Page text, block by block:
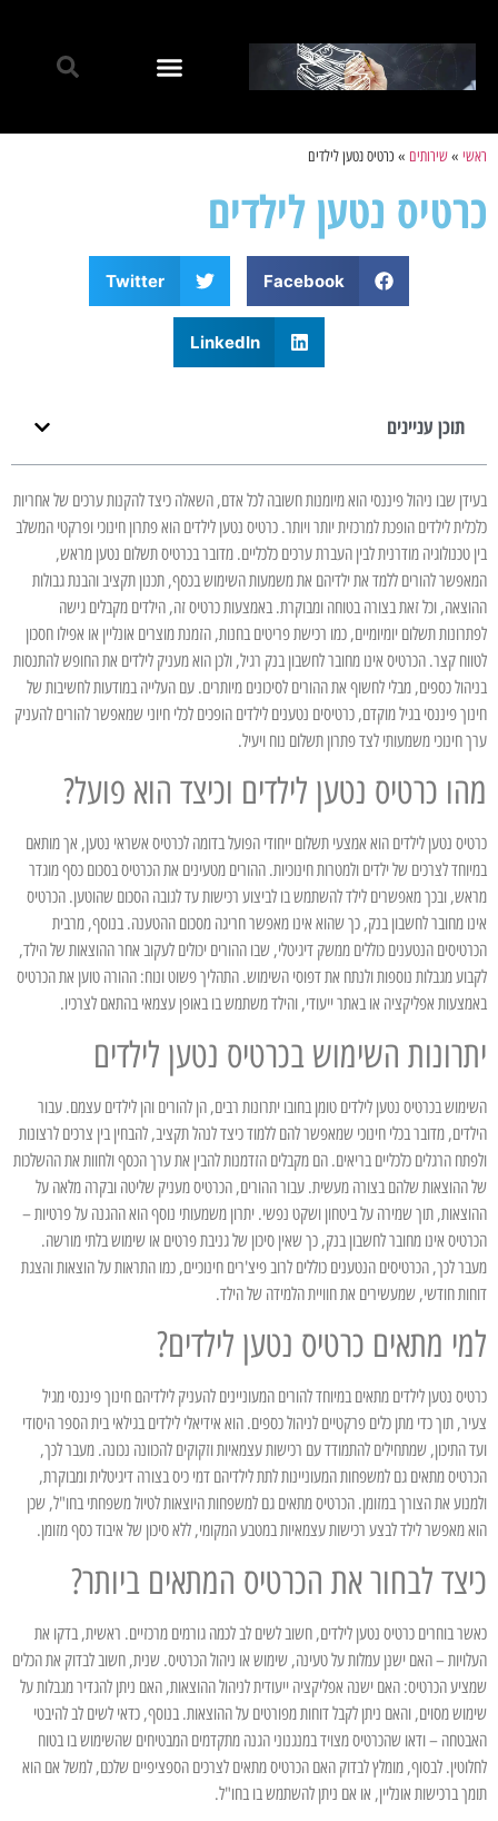
ראשי »שירותים » כרטיס נטען לילדים
כרטיס נטען לילדים
Facebook
Twitter
LinkedIn
תוכן עניינים
בעידן שבו ניהול פיננסי הוא מיומנות חשובה לכל אדם, השאלה כיצד להקנות ערכים של אחריות
כלכלית לילדים הופכת למרכזית יותר ויותר. כרטיס נטען לילדים הוא פתרון חינוכי ופרקטי המשלב
בין טכנולוגיה מודרנית לבין העברת ערכים כלכליים. מדובר בכרטיס תשלום נטען מראש,
המאפשר להורים ללמד את ילדיהם את משמעות השימוש בכסף, תכנון תקציב והבנת גבולות
ההוצאה, וכל זאת בצורה בטוחה ומבוקרת. באמצעות כרטיס זה, הילדים מקבלים גישה
לפתרונות תשלום יומיומיים, כמו רכישת פריטים בחנות, הזמנת מוצרים אונליין או אפילו חסכון
לטווח קצר. הכרטיס אינו מחובר לחשבון בנק רגיל, ולכן הוא מעניק לילדים את החופש להתנסות
בניהול כספים, מבלי לחשוף את ההורים לסיכונים מיותרים. עם העלייה במודעות לחשיבות של
חינוך פיננסי בגיל מוקדם, כרטיסים נטענים לילדים הופכים לכלי חיוני שמאפשר להורים להעניק
ערך חינוכי משמעותי לצד פתרון תשלום נוח ויעיל.
מהו כרטיס נטען לילדים וכיצד הוא פועל?
כרטיס נטען לילדים הוא אמצעי תשלום ייחודי הפועל בדומה לכרטיס אשראי נטען, אך מותאם
במיוחד לצרכים של ילדים ולמטרות חינוכיות. ההורים מטעינים את הכרטיס בסכום כסף מוגדר
מראש, ובכך מאפשרים לילד להשתמש בו לביצוע רכישות עד לגובה הסכום שהוטען. הכרטיס
אינו מחובר לחשבון בנק, כך שהוא אינו מאפשר חריגה מסכום ההטענה. בנוסף, מרבית
הכרטיסים הנטענים כוללים ממשק דיגיטלי, שבו ההורים יכולים לעקוב אחר ההוצאות של הילד,
לקבוע מגבלות נוספות ולנתח את דפוסי השימוש. התהליך פשוט ונוח: ההורה טוען את הכרטיס
באמצעות אפליקציה או באתר ייעודי, והילד משתמש בו באופן עצמאי בהתאם לצרכיו.
יתרונות השימוש בכרטיס נטען לילדים
השימוש בכרטיס נטען לילדים טומן בחובו יתרונות רבים, הן להורים והן לילדים עצמם. עבור
הילדים, מדובר בכלי חינוכי שמאפשר להם ללמוד כיצד לנהל תקציב, להבחין בין צרכים לרצונות
ולפתח הרגלים כלכליים בריאים. הם מקבלים הזדמנות להבין את ערך הכסף ולחוות את ההשלכות
של ההוצאות שלהם בצורה מעשית. עבור ההורים, הכרטיס מעניק שליטה ובקרה מלאה על
ההוצאות, תוך שמירה על ביטחון ושקט נפשי. יתרון משמעותי נוסף הוא ההגנה על פרטיות –
הכרטיס אינו מחובר לחשבון בנק, כך שאין סיכון של גניבת פרטים או שימוש בלתי מורשה.
מעבר לכך, הכרטיסים הנטענים כוללים לרוב פיצ'רים חינוכיים, כמו התראות על הוצאות והצגת
דוחות חודשי, שמעשירים את חוויית הלמידה של הילד.
למי מתאים כרטיס נטען לילדים?
כרטיס נטען לילדים מתאים במיוחד להורים המעוניינים להעניק לילדיהם חינוך פיננסי מגיל
צעיר, תוך כדי מתן כלים פרקטיים לניהול כספים. הוא אידיאלי לילדים בגילאי בית הספר היסודי
ועד התיכון, שמתחילים להתמודד עם רכישות עצמאיות וזקוקים להכוונה נכונה. מעבר לכך,
הכרטיס מתאים גם למשפחות המעוניינות לתת לילדיהם דמי כיס בצורה דיגיטלית ומבוקרת,
ולמנוע את הצורך במזומן. הכרטיס מתאים גם למשפחות היוצאות לטיול משפחתי בחו"ל, שכן
הוא מאפשר לילד לבצע רכישות עצמאיות במטבע המקומי, ללא סיכון של איבוד כסף מזומן.
כיצד לבחור את הכרטיס המתאים ביותר?
כאשר בוחרים כרטיס נטען לילדים, חשוב לשים לב לכמה גורמים מרכזיים. ראשית, בדקו את
העלויות – האם ישנן עמלות על טעינה, שימוש או ניהול הכרטיס. שנית, חשוב לבדוק את הכלים
שמציע הכרטיס: האם ישנה אפליקציה ייעודית לניהול ההוצאות, האם ניתן להגדיר מגבלות על
שימוש מסוים, והאם ניתן לקבל דוחות מפורטים על ההוצאות. בנוסף, כדאי לשים לב להיבטי
האבטחה – ודאו שהכרטיס מצויד במנגנוני הגנה מתקדמים המבטיחים שהשימוש בו בטוח
לחלוטין. לבסוף, מומלץ לבדוק האם הכרטיס מתאים לצרכים הספציפיים שלכם, למשל אם הוא
תומך ברכישות אונליין, או אם ניתן להשתמש בו בחו"ל.